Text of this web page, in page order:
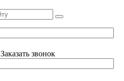
Заказать звонок